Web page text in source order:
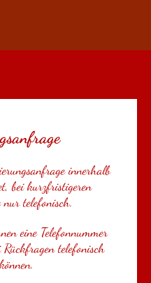
innerhalb
bei kurzfristigeren
nur telefonisch.
eine Telefonnummer
telefonisch